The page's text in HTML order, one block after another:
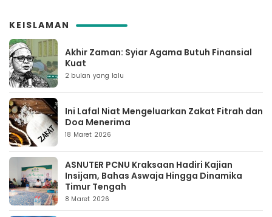
KEISLAMAN
Akhir Zaman: Syiar Agama Butuh Finansial
Kuat
2 bulan yang lalu
Ini Lafal Niat Mengeluarkan Zakat Fitrah dan
Doa Menerima
18 Maret 2026
ASNUTER PCNU Kraksaan Hadiri Kajian
Insijam, Bahas Aswaja Hingga Dinamika
Timur Tengah
8 Maret 2026